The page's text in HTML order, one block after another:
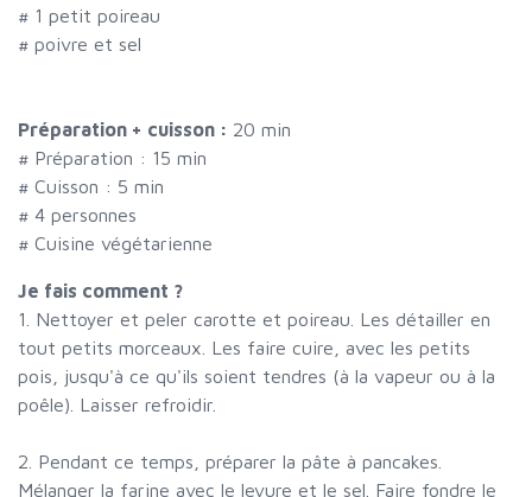
# 1 petit poireau
# poivre et sel
Préparation + cuisson : 20 min
# Préparation : 15 min
# Cuisson : 5 min
# 4 personnes
# Cuisine végétarienne
Je fais comment ?
1. Nettoyer et peler carotte et poireau. Les détailler en
tout petits morceaux. Les faire cuire, avec les petits
pois, jusqu'à ce qu'ils soient tendres (à la vapeur ou à la
poêle). Laisser refroidir.
2. Pendant ce temps, préparer la pâte à pancakes.
Mélanger la farine avec le levure et le sel. Faire fondre le